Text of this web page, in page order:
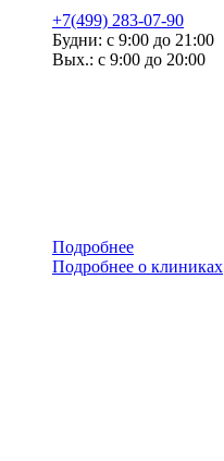
+7(499) 283-07-90
Будни: с 9:00 до 21:00
Вых.: с 9:00 до 20:00
Подробнее
Подробнее о клиниках